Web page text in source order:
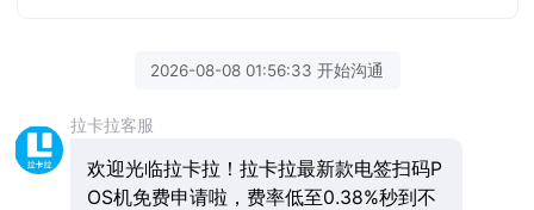
2026-08-08 01:56:33 开始沟通
拉卡拉客服
欢迎光临拉卡拉！拉卡拉最新款电签扫码P
OS机免费申请啦，费率低至0.38%秒到不